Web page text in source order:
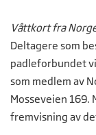
Våttkort fra
Deltagere som
padleforbundet
som medlem av
Mosseveien 169.
fremvisning av